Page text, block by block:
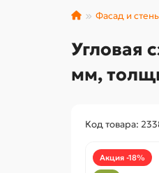
Фасад и
Угловая
мм,
Код товара:
Акция -18%